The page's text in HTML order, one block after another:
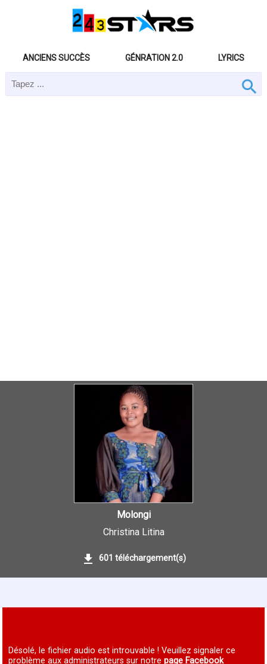
ANCIENS SUCCÈS GÉNRATION 2.0 LYRICS
Molongi
Christina Litina
601 téléchargement(s)
Désolé, le fichier audio est introuvable ! Veuillez signaler ce
problème aux administrateurs sur notrepage Facebook